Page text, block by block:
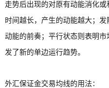
走势后出现的对原有动能消化
时间越长，产生的动能越大；
动能的前奏；平行状态则表明市
发了新的单边运行趋势。
外汇保证金交易均线的用法：